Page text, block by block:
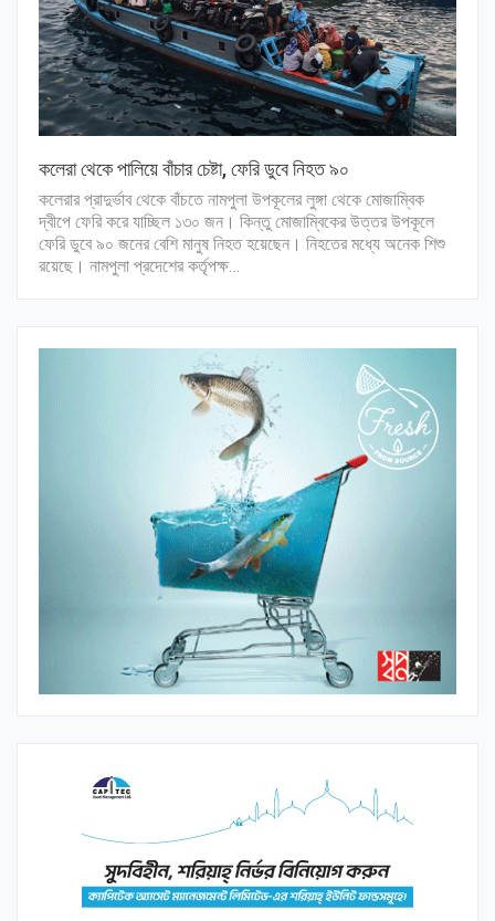
কলেরা থেকে পালিয়ে বাঁচার চেষ্টা, ফেরি ডুবে নিহত ৯০
কলেরার প্রাদুর্ভাব থেকে বাঁচতে নামপুলা উপকূলের লুঙ্গা থেকে মোজাম্বিক
দ্বীপে ফেরি করে যাচ্ছিল ১৩০ জন। কিন্তু মোজাম্বিকের উত্তর উপকূলে
ফেরি ডুবে ৯০ জনের বেশি মানুষ নিহত হয়েছেন। নিহতের মধ্যে অনেক শিশু
রয়েছে। নামপুলা প্রদেশের কর্তৃপক্ষ…